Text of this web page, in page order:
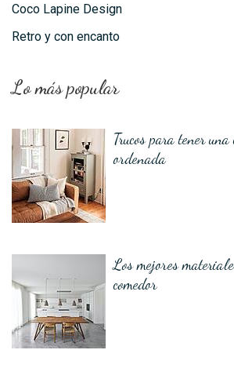
Coco Lapine Design
Retro y con encanto
Lo más popular
Trucos para tener
ordenada
Los mejores
comedor